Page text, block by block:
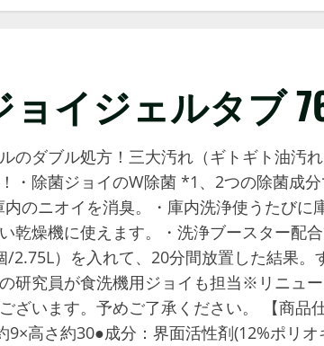
ョイジェルタブ
のダブル処方！三大汚れ（ギトギト油汚
・除菌ジョイのW除菌 *1、2つの除菌成
のニオイを消臭。・庫内洗浄使うたびに
乾燥機に使えます。・洗浄ブースター配
/2.75L）を入れて、20分間放置した結果
研究員が食洗機用ジョイも担当※リニュ
ざいます。予めご了承ください。 【商品
9×高さ約30●成分：界面活性剤(12%ポリ